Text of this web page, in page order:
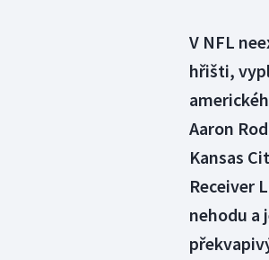
V NFL
hřišti,
Aaron
Kansas
Receiver
nehodu a